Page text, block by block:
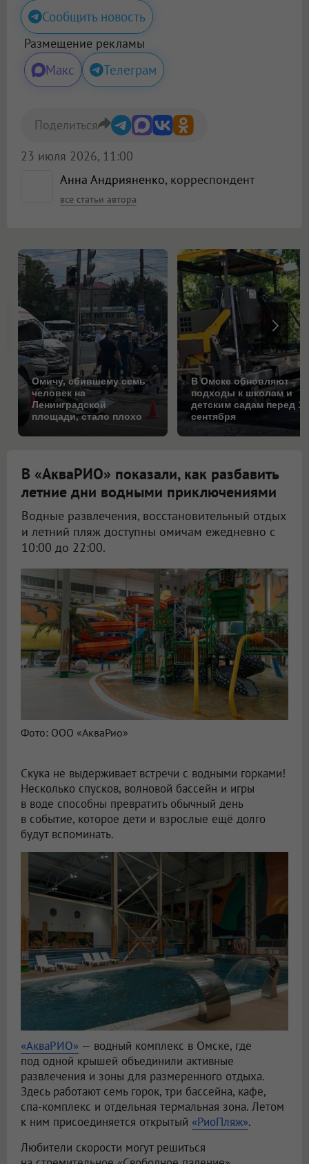
Сообщить новость
Размещение рекламы
Макс Телеграм
Анна Андрияненко, корреспондент
все статьи автора
23 июля 2026, 11:00
Поделиться
Омичу, сбившему семь
человек на
Ленинградской
площади, стало плохо
В Омске обновляют
подходы к школам и
детским садам перед 1
сентября
В «АкваРИО» показали, как разбавить
летние дни водными приключениями
Водные развлечения, восстановительный отдых
и летний пляж доступны омичам ежедневно с
10:00 до 22:00.
Фото: ООО «АкваРио»
Скука не выдерживает встречи с водными горками!
Несколько спусков, волновой бассейн и игры
в воде способны превратить обычный день
в событие, которое дети и взрослые ещё долго
будут вспоминать.
«АкваРИО» — водный комплекс в Омске, где
под одной крышей объединили активные
развлечения и зоны для размеренного отдыха.
Здесь работают семь горок, три бассейна, кафе,
спа-комплекс и отдельная термальная зона. Летом
к ним присоединяется открытый «РиоПляж».
Любители скорости могут решиться